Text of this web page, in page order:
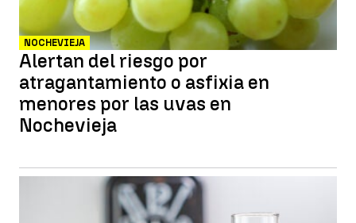
NOCHEVIEJA
Alertan del riesgo por
atragantamiento o asfixia en
menores por las uvas en
Nochevieja